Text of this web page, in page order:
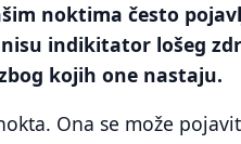
noktima često
indikitator lošeg
kojih one nastaju.
Ona se može